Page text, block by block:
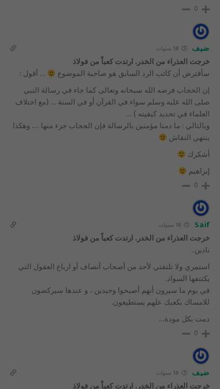
0
ضيف 18 سنوات
خرجت العذراء من الخدر. ارتدت كعباً من فولاذ
سأفترض أن كاتب الرد السابق هو صاحبة الموضوع
… أقول :
إن الحجاب فرضه الله سبحانه وتعالى كما جاء في رسالة النبي
صلى الله عليه وسلم سواء في القرآن أو في السنة … (مع اختلاف
العلماء في تحديد كيفيته ) …
وبالتالي : ما دمنا مؤمنين بالرسالة فإن الحجاب جزء منها …. وهكذا
ينتهي النقاش
أشكرك
إبراهيم
0
Saif
خرجت العذراء من الخدر. ارتدت كعباً من فولاذ
نادين..
استمري ولا تلتفتي لأحد من أصحاب أنصاف أو ارباع العقول التي
يكتنفها السواد.
في يوم ما سيرون أنهم أصبحوا وحيدين ، و عندها سيركضون
للامساك بكعبك علهم يستطيعون.
دمت بكل مودة…
0
ضيف 18 سنوات
خرجت العذراء من الخدر. ارتدت كعباً من فولاذ